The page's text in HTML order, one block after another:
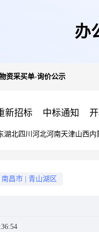
办
资采买单-询价公示
新招标 中标通知
湖北四川 河北河南天津山西内
南昌市 青山湖区